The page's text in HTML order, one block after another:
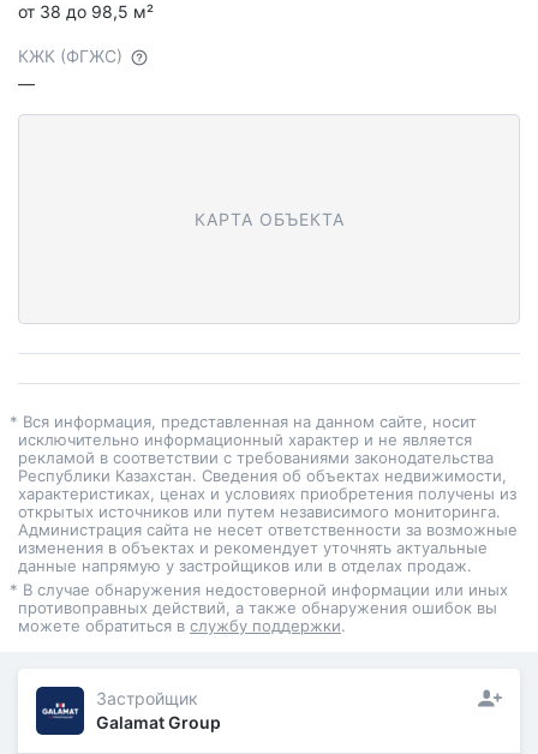
от 38 до 98,5 м²
КЖК (ФГЖС)
—
КАРТА ОБЪЕКТА
* Вся информация, представленная на данном сайте, носит
исключительно информационный характер и не является
рекламой в соответствии с требованиями законодательства
Республики Казахстан. Сведения об объектах недвижимости,
характеристиках, ценах и условиях приобретения получены из
открытых источников или путем независимого мониторинга.
Администрация сайта не несет ответственности за возможные
изменения в объектах и рекомендует уточнять актуальные
данные напрямую у застройщиков или в отделах продаж.
* В случае обнаружения недостоверной информации или иных
противоправных действий, а также обнаружения ошибок вы
можете обратиться в службу поддержки.
Застройщик
Galamat Group